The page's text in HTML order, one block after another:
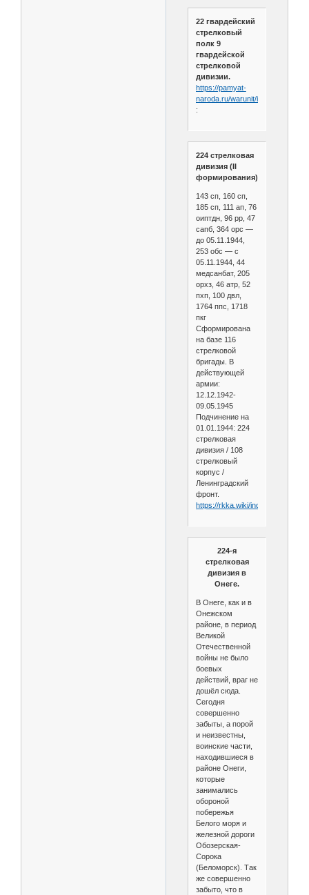
22 гвардейский
стрелковый
полк 9
гвардейской
стрелковой
дивизии.
https://pamyat-
naroda.ru/warunit/id14429
:
224 стрелковая
дивизия (II
формирования)
143 сп, 160 сп,
185 сп, 111 ап, 76
оиптдн, 96 рр, 47
сапб, 364 орс —
до 05.11.1944,
253 обс — с
05.11.1944, 44
медсанбат, 205
орхз, 46 атр, 52
пхп, 100 двл,
1764 ппс, 1718
пкг
Сформирована
на базе 116
стрелковой
бригады. В
действующей
армии:
12.12.1942-
09.05.1945
Подчинение на
01.01.1944: 224
стрелковая
дивизия / 108
стрелковый
корпус /
Ленинградский
фронт.
https://rkka.wiki/index.php/
224-я
стрелковая
дивизия в
Онеге.
В Онеге, как и в
Онежском
районе, в период
Великой
Отечественной
войны не было
боевых
действий, враг не
дошёл сюда.
Сегодня
совершенно
забыты, а порой
и неизвестны,
воинские части,
находившиеся в
районе Онеги,
которые
занимались
обороной
побережья
Белого моря и
железной дороги
Обозерская-
Сорока
(Беломорск). Так
же совершенно
забыто, что в